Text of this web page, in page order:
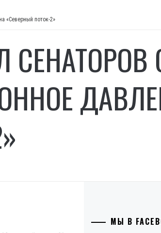
«Северный поток-2»
МЫ В